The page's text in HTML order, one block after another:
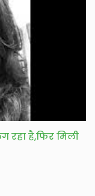
रहा है,फिर मिली